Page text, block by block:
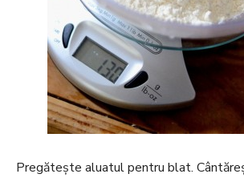
Pregătește aluatul pentru blat.